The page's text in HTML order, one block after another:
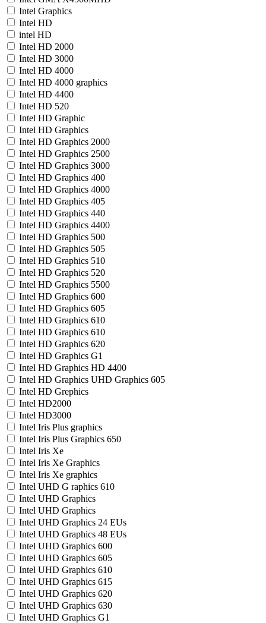
Intel Graphics
Intel HD
intel HD
Intel HD 2000
Intel HD 3000
Intel HD 4000
Intel HD 4000 graphics
Intel HD 4400
Intel HD 520
Intel HD Graphic
Intel HD Graphics
Intel HD Graphics 2000
Intel HD Graphics 2500
Intel HD Graphics 3000
Intel HD Graphics 400
Intel HD Graphics 4000
Intel HD Graphics 405
Intel HD Graphics 440
Intel HD Graphics 4400
Intel HD Graphics 500
Intel HD Graphics 505
Intel HD Graphics 510
Intel HD Graphics 520
Intel HD Graphics 5500
Intel HD Graphics 600
Intel HD Graphics 605
Intel HD Graphics 610
Intel HD Graphics 610
Intel HD Graphics 620
Intel HD Graphics G1
Intel HD Graphics HD 4400
Intel HD Graphics UHD Graphics 605
Intel HD Grephics
Intel HD2000
Intel HD3000
Intel Iris Plus graphics
Intel Iris Plus Graphics 650
Intel Iris Xe
Intel Iris Xe Graphics
Intel Iris Xe graphics
Intel UHD G raphics 610
Intel UHD Graphics
Intel UHD Graphics
Intel UHD Graphics 24 EUs
Intel UHD Graphics 48 EUs
Intel UHD Graphics 600
Intel UHD Graphics 605
Intel UHD Graphics 610
Intel UHD Graphics 615
Intel UHD Graphics 620
Intel UHD Graphics 630
Intel UHD Graphics G1